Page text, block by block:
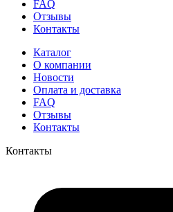
FAQ
Отзывы
Контакты
Каталог
О компании
Новости
Оплата и доставка
FAQ
Отзывы
Контакты
Контакты